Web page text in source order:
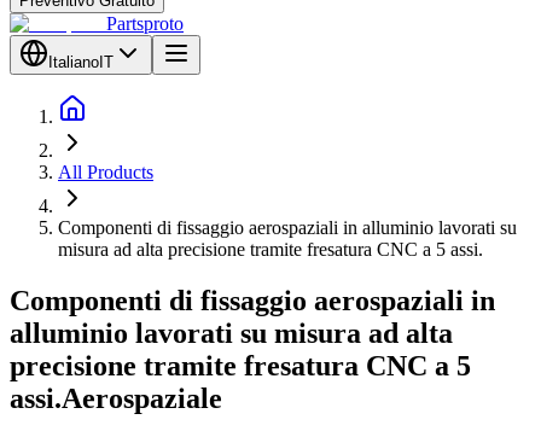
Partsproto
Italiano IT
All Products
Componenti di fissaggio aerospaziali in alluminio lavorati su
misura ad alta precisione tramite fresatura CNC a 5 assi.
Componenti di fissaggio aerospaziali in
alluminio lavorati su misura ad alta
precisione tramite fresatura CNC a 5
assi.Aerospaziale